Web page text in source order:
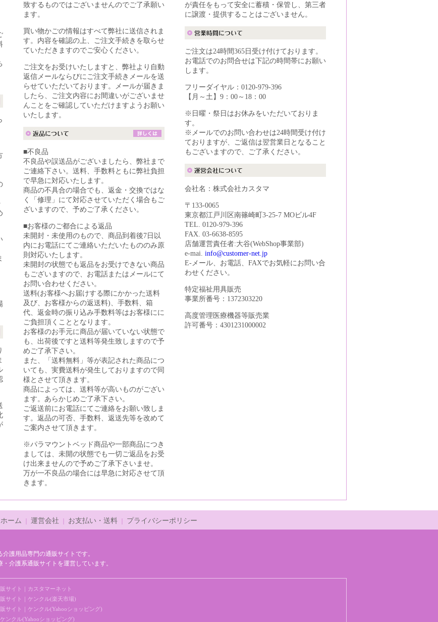
致するものではございませんのでご了承願い
ます。
買い物かごの情報はすべて弊社に送信されま
す。内容を確認の上、ご注文手続きを取らせ
ていただきますのでご安心ください。
ご注文をお受けいたしますと、弊社より自動
返信メールならびにご注文手続きメールを送
らせていただいております。メールが届きま
したら、ご注文内容にお間違いがございませ
んことをご確認していただけますようお願い
いたします。
■不良品
不良品や誤送品がございましたら、弊社まで
ご連絡下さい。送料、手数料ともに弊社負担
で早急に対応いたします。
商品の不具合の場合でも、返金・交換ではな
く「修理」にて対応させていただく場合もご
ざいますので、予めご了承ください。
■お客様のご都合による返品
未開封・未使用のもので、商品到着後7日以
内にお電話にてご連絡いただいたもののみ原
則対応いたします。
未開封の状態でも返品をお受けできない商品
もございますので、お電話またはメールにて
お問い合わせください。
送料(お客様へお届けする際にかかった送料
及び、お客様からの返送料)、手数料、箱
代、返金時の振り込み手数料等はお客様にに
ご負担頂くこととなります。
お客様のお手元に商品が届いていない状態で
も、出荷後ですと送料等発生致しますので予
めご了承下さい。
また、「送料無料」等が表記された商品につ
いても、実費送料が発生しておりますので同
様とさせて頂きます。
商品によっては、送料等が高いものがござい
ます。あらかじめご了承下さい。
ご返送前にお電話にてご連絡をお願い致しま
す。返品の可否、手数料、返送先等を改めて
ご案内させて頂きます。
※パラマウントベッド商品や一部商品につき
ましては、未開の状態でも一切ご返品をお受
け出来ませんので予めご了承下さいませ。
万が一不良品の場合には早急に対応させて頂
きます。
が責任をもって安全に蓄積・保管し、第三者
に譲渡・提供することはございません。
ご注文は24時間365日受け付けております。
お電話でのお問合せは下記の時間帯にお願い
します。
フリーダイヤル：0120-979-396
【月～土】9：00～18：00
※日曜・祭日はお休みをいただいておりま
す。
※メールでのお問い合わせは24時間受け付け
ておりますが、ご返信は翌営業日となること
もございますので、ご了承ください。
会社名：株式会社カスタマ
〒133-0065
東京都江戸川区南篠崎町3-25-7 MOビル4F
TEL. 0120-979-396
FAX. 03-6638-8595
店舗運営責任者:大谷(WebShop事業部)
e-mai. info@customer-net.jp
E-メール、お電話、FAXでお気軽にお問い合
わせください。
特定福祉用具販売
事業所番号：1372303220
高度管理医療機器等販売業
許可番号：4301231000002
ホーム 運営会社 お支払い・送料 プライバシーポリシー
護用品専門の通販サイトです。
介護系通販サイトを運営しています。
サイト｜カスタマーネット
サイト｜ケンクル(楽天市場)
サイト｜ケンクル(Yahooショッピング)
ンクル(Yahooショッピング)